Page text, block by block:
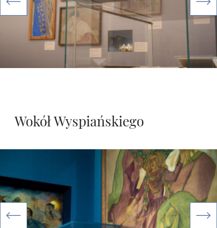
Wokół Wyspiańskiego